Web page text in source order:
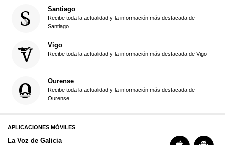
Santiago
Recibe toda la actualidad y la información más destacada de
Santiago
Vigo
Recibe toda la actualidad y la información más destacada de Vigo
Ourense
Recibe toda la actualidad y la información más destacada de
Ourense
APLICACIONES MÓVILES
La Voz de Galicia